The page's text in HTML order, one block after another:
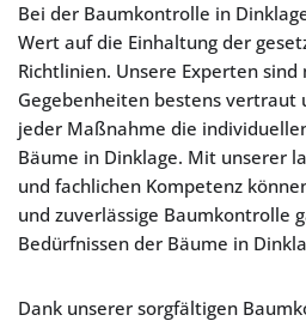
Bei der Baumkontrolle in
Wert auf die Einhaltung der
Richtlinien. Unsere Experten
Gegebenheiten bestens vertraut
jeder Maßnahme die
Bäume in Dinklage. Mit unserer
und fachlichen Kompetenz
und zuverlässige Baumkontrolle
Bedürfnissen der Bäume in
Dank unserer sorgfältigen